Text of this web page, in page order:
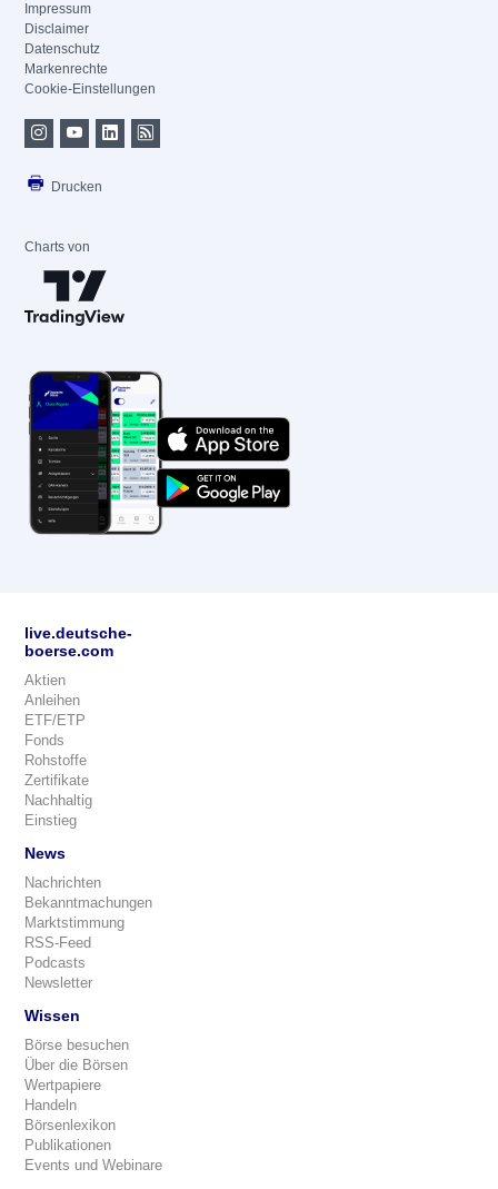
Impressum
Disclaimer
Datenschutz
Markenrechte
Cookie-Einstellungen
Drucken
Charts von
live.deutsche-
boerse.com
Aktien
Anleihen
ETF/ETP
Fonds
Rohstoffe
Zertifikate
Nachhaltig
Einstieg
News
Nachrichten
Bekanntmachungen
Marktstimmung
RSS-Feed
Podcasts
Newsletter
Wissen
Börse besuchen
Über die Börsen
Wertpapiere
Handeln
Börsenlexikon
Publikationen
Events und Webinare